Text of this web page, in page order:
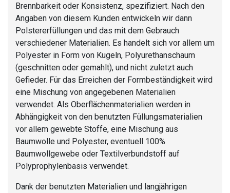
Brennbarkeit oder Konsistenz, spezifiziert. Nach den
Angaben von diesem Kunden entwickeln wir dann
Polstererfüllungen und das mit dem Gebrauch
verschiedener Materialien. Es handelt sich vor allem um
Polyester in Form von Kugeln, Polyurethanschaum
(geschnitten oder gemahlt), und nicht zuletzt auch
Gefieder. Für das Erreichen der Formbeständigkeit wird
eine Mischung von angegebenen Materialien
verwendet. Als Oberflächenmaterialien werden in
Abhängigkeit von den benutzten Füllungsmaterialien
vor allem gewebte Stoffe, eine Mischung aus
Baumwolle und Polyester, eventuell 100%
Baumwollgewebe oder Textilverbundstoff auf
Polyprophylenbasis verwendet.
Dank der benutzten Materialien und langjährigen